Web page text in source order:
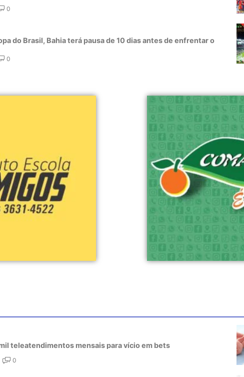
0
do Brasil, Bahia terá pausa de 10 dias antes de enfrentar o
0
teleatendimentos mensais para vício em bets
0